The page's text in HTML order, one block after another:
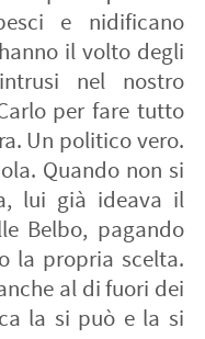
e nidificano
il volto degli
nel nostro
per fare tutto
Un politico vero.
Quando non si
lui già ideava il
Belbo, pagando
la propria scelta.
al di fuori dei
la si può e la si